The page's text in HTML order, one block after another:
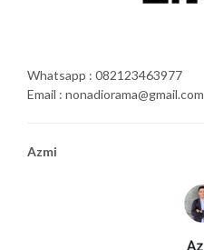
Whatsapp : 082123463977
Email : nonadiorama@gmail.com
Azmi